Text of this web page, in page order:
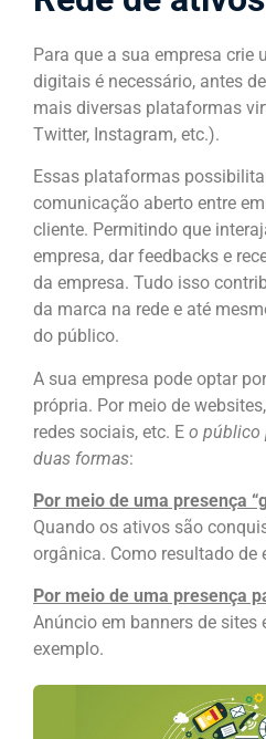
Para que a sua empresa crie
digitais é necessário, antes
mais diversas plataformas
Twitter, Instagram, etc.).
Essas plataformas
comunicação aberto entre
cliente. Permitindo que
empresa, dar feedbacks e
da empresa. Tudo isso
da marca na rede e até
do público.
A sua empresa pode optar
própria. Por meio de
redes sociais, etc. E o público
duas formas:
Por meio de uma presença
Quando os ativos são
orgânica. Como resultado de
Por meio de uma presença
Anúncio em banners de sites
exemplo.